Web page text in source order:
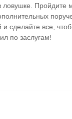
ловушке. Пройдите
сделайте все,
по заслугам!